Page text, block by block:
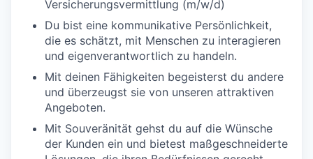
Versicherungsvermittlung (m/w/d)
Du bist eine kommunikative Persönlichkeit,
die es schätzt, mit Menschen zu interagieren
und eigenverantwortlich zu handeln.
Mit deinen Fähigkeiten begeisterst du andere
und überzeugst sie von unseren attraktiven
Angeboten.
Mit Souveränität gehst du auf die Wünsche
der Kunden ein und bietest maßgeschneiderte